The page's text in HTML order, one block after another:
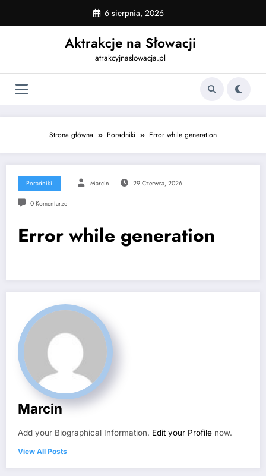
content
6 sierpnia, 2026
Aktrakcje na Słowacji
atrakcyjnaslowacja.pl
Strona główna Poradniki Error while generation
Poradniki Marcin 29 Czerwca, 2026
0 Komentarze
Error while generation
Marcin
Add your Biographical Information. Edit your Profile now.
View All Posts